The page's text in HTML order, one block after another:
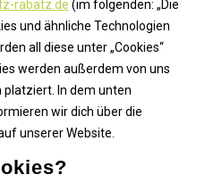
rabatz.de (im folgenden: „Die
und ähnliche Technologien
all diese unter „Cookies“
werden außerdem von uns
In dem unten
wir dich über die
unserer Website.